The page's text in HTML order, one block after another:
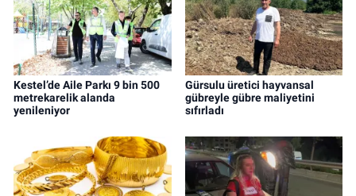
Kestel’de Aile Parkı 9 bin 500
metrekarelik alanda
yenileniyor
Gürsulu üretici hayvansal
gübreyle gübre maliyetini
sıfırladı